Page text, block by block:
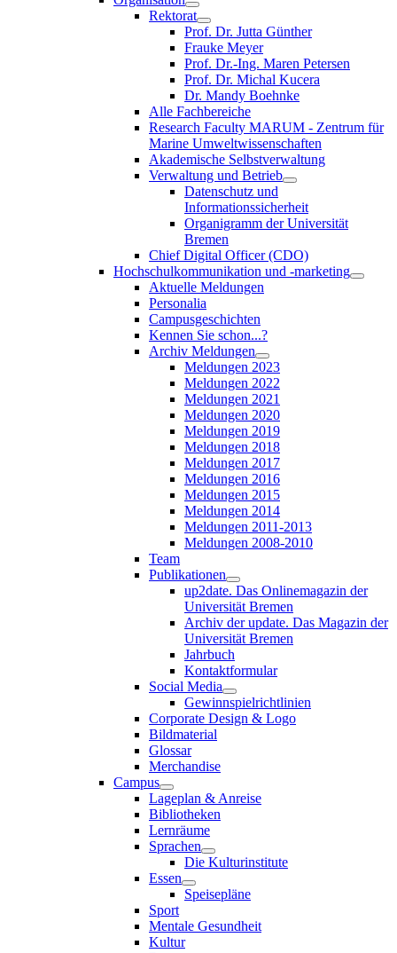
Rektorat
Prof. Dr. Jutta Günther
Frauke Meyer
Prof. Dr.-Ing. Maren Petersen
Prof. Dr. Michal Kucera
Dr. Mandy Boehnke
Alle Fachbereiche
Research Faculty MARUM - Zentrum für
Marine Umweltwissenschaften
Akademische Selbstverwaltung
Verwaltung und Betrieb
Datenschutz und
Informationssicherheit
Organigramm der Universität
Bremen
Chief Digital Officer (CDO)
Hochschulkommunikation und -marketing
Aktuelle Meldungen
Personalia
Campusgeschichten
Kennen Sie schon...?
Archiv Meldungen
Meldungen 2023
Meldungen 2022
Meldungen 2021
Meldungen 2020
Meldungen 2019
Meldungen 2018
Meldungen 2017
Meldungen 2016
Meldungen 2015
Meldungen 2014
Meldungen 2011-2013
Meldungen 2008-2010
Team
Publikationen
up2date. Das Onlinemagazin der
Universität Bremen
Archiv der update. Das Magazin der
Universität Bremen
Jahrbuch
Kontaktformular
Social Media
Gewinnspielrichtlinien
Corporate Design & Logo
Bildmaterial
Glossar
Merchandise
Campus
Lageplan & Anreise
Bibliotheken
Lernräume
Sprachen
Die Kulturinstitute
Essen
Speisepläne
Sport
Mentale Gesundheit
Kultur